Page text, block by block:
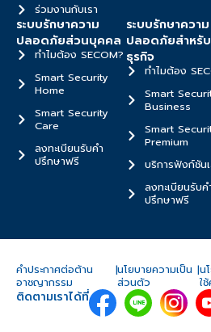
ร่วมงานกับเรา
ระบบรักษาความ
ปลอดภัยส่วนบุคคล
ทำไมต้อง SECOM?
Smart Security
Home
Smart Security
Care
ลงทะเบียนรับคำ
ปรึกษาฟรี
ระบบรักษาความ
ปลอดภัยสำหรับ
ธุรกิจ
ทำไมต้อง
Smart
Business
Smart
Premium
บริการฟังก์ชัน
ลงทะเบียนรับค
ปรึกษาฟรี
คำประกาศต่อต้าน
อาชญากรรม
|นโยบายความเป็น
ส่วนตัว
|น
ใ
ติดตามเราได้ที่